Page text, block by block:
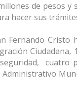
de pesos y
hacer sus
Fernando Cristo
Ciudadana,
cuatro